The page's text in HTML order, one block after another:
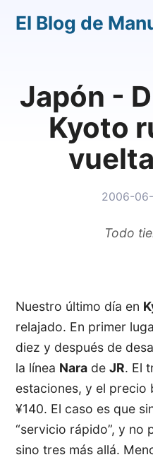
El Blog de
Japón -
Kyoto
2006-
Todo
Nuestro último día en
relajado. En primer
diez y después de
la línea Nara deJR. El
estaciones, y el precio
¥140. El caso es que
“servicio rápido”, y no
sino tres más allá.